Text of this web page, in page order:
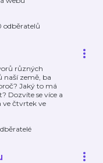
odběratelů
různých
naší země, ba
Jaký to má
Dozvíte se více a
ve čtvrtek ve